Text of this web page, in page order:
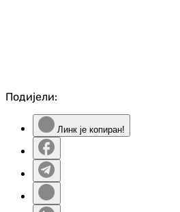
Подијели:
Линк је копиран!